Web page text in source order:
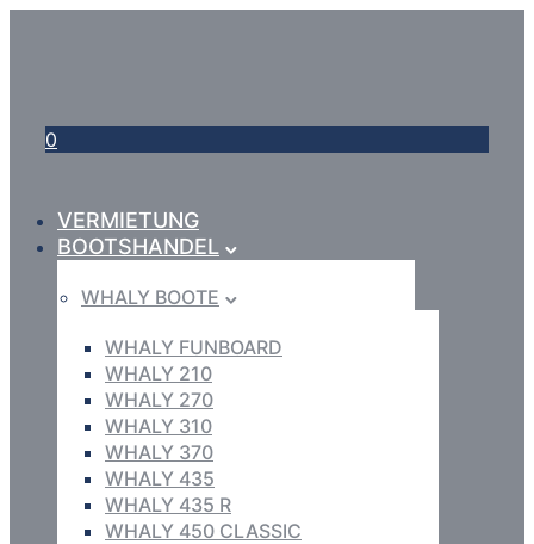
0
VERMIETUNG
BOOTSHANDEL
WHALY BOOTE
WHALY FUNBOARD
WHALY 210
WHALY 270
WHALY 310
WHALY 370
WHALY 435
WHALY 435 R
WHALY 450 CLASSIC